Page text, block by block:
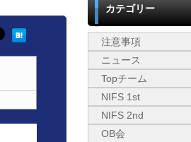
カテゴリー
注意事項
ニュース
Topチーム
NIFS 1st
NIFS 2nd
OB会